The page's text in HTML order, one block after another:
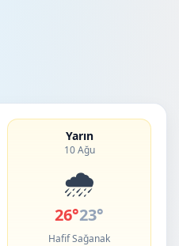
Yarın
10 Ağu
🌧️
26°23°
Hafif Sağanak